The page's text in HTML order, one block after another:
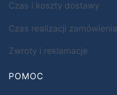
Czas i koszty dostawy
Czas realizacji zamówienia
Zwroty i reklamacje
POMOC